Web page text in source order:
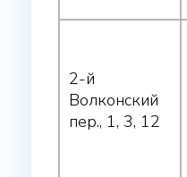
2-й
Волконский
пер., 1, 3, 12